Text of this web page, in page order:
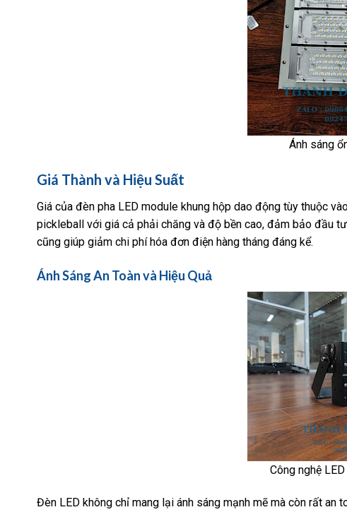
Ánh sáng
Giá Thành và Hiệu Suất
Giá của đèn pha LED module khung hộp dao động tùy thuộc
pickleball với giá cả phải chăng và độ bền cao, đảm bảo đầu
cũng giúp giảm chi phí hóa đơn điện hàng tháng đáng kể.
Ánh Sáng An Toàn và Hiệu Quả
Công nghệ
Đèn LED không chỉ mang lại ánh sáng mạnh mẽ mà còn rất an